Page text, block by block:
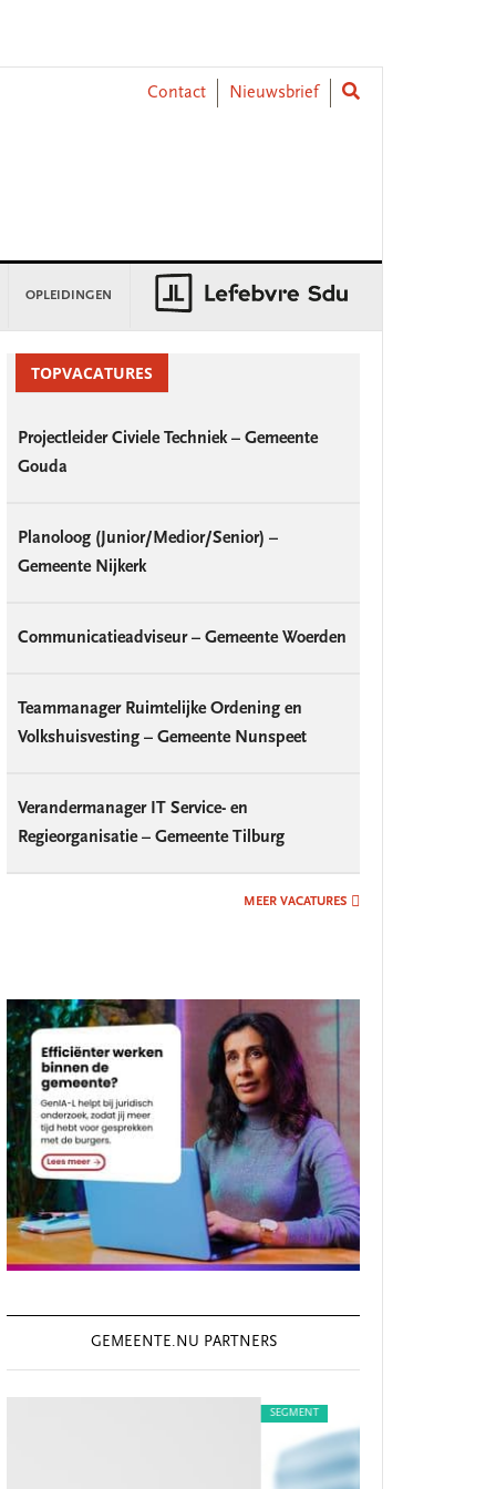
Contact
Nieuwsbrief
OPLEIDINGEN
TOPVACATURES
Projectleider Civiele Techniek – Gemeente
Gouda
Planoloog (Junior/Medior/Senior) –
Gemeente Nijkerk
Communicatieadviseur – Gemeente Woerden
Teammanager Ruimtelijke Ordening en
Volkshuisvesting – Gemeente Nunspeet
Verandermanager IT Service- en
Regieorganisatie – Gemeente Tilburg
MEER VACATURES
GEMEENTE.NU PARTNERS